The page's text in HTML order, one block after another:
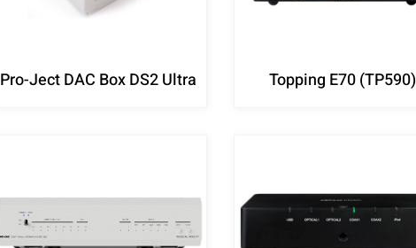
Topping E70 (TP590)
Pro-Ject DAC Box DS2 Ultra